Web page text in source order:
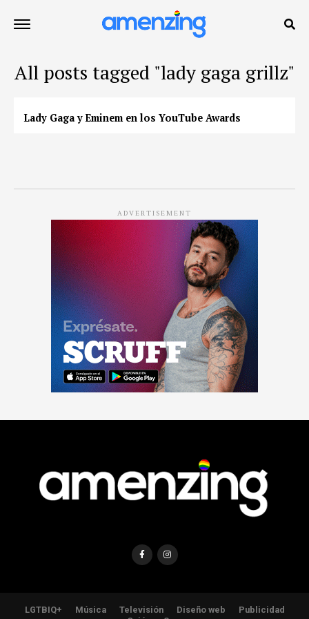
All posts tagged "lady gaga grillz"
Lady Gaga y Eminem en los YouTube Awards
ADVERTISEMENT
LGTBIQ+ Música Televisión Diseño web
Publicidad